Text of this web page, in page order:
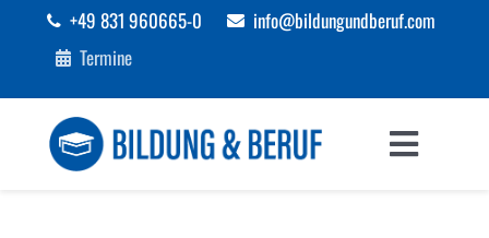
+49 831 960665-0
info@bildungundberuf.com
Termine
Toggle